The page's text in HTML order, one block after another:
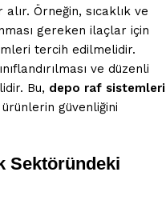
Örneğin, sıcaklık ve
gereken ilaçlar için
tercih edilmelidir.
ve düzenli
Bu, depo raf sistemleri
ürünlerin güvenliğini
Sektöründeki